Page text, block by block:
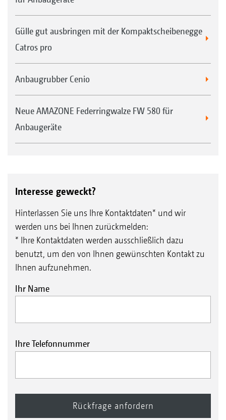
Gülle gut ausbringen mit der Kompaktscheibenegge
Catros pro
Anbaugrubber Cenio
Neue AMAZONE Federringwalze FW 580 für
Anbaugeräte
Interesse geweckt?
Hinterlassen Sie uns Ihre Kontaktdaten* und wir
werden uns bei Ihnen zurückmelden:
* Ihre Kontaktdaten werden ausschließlich dazu
benutzt, um den von Ihnen gewünschten Kontakt zu
Ihnen aufzunehmen.
Ihr Name
Ihre Telefonnummer